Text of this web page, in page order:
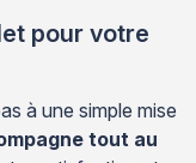
pour votre
à une simple mise
tout au